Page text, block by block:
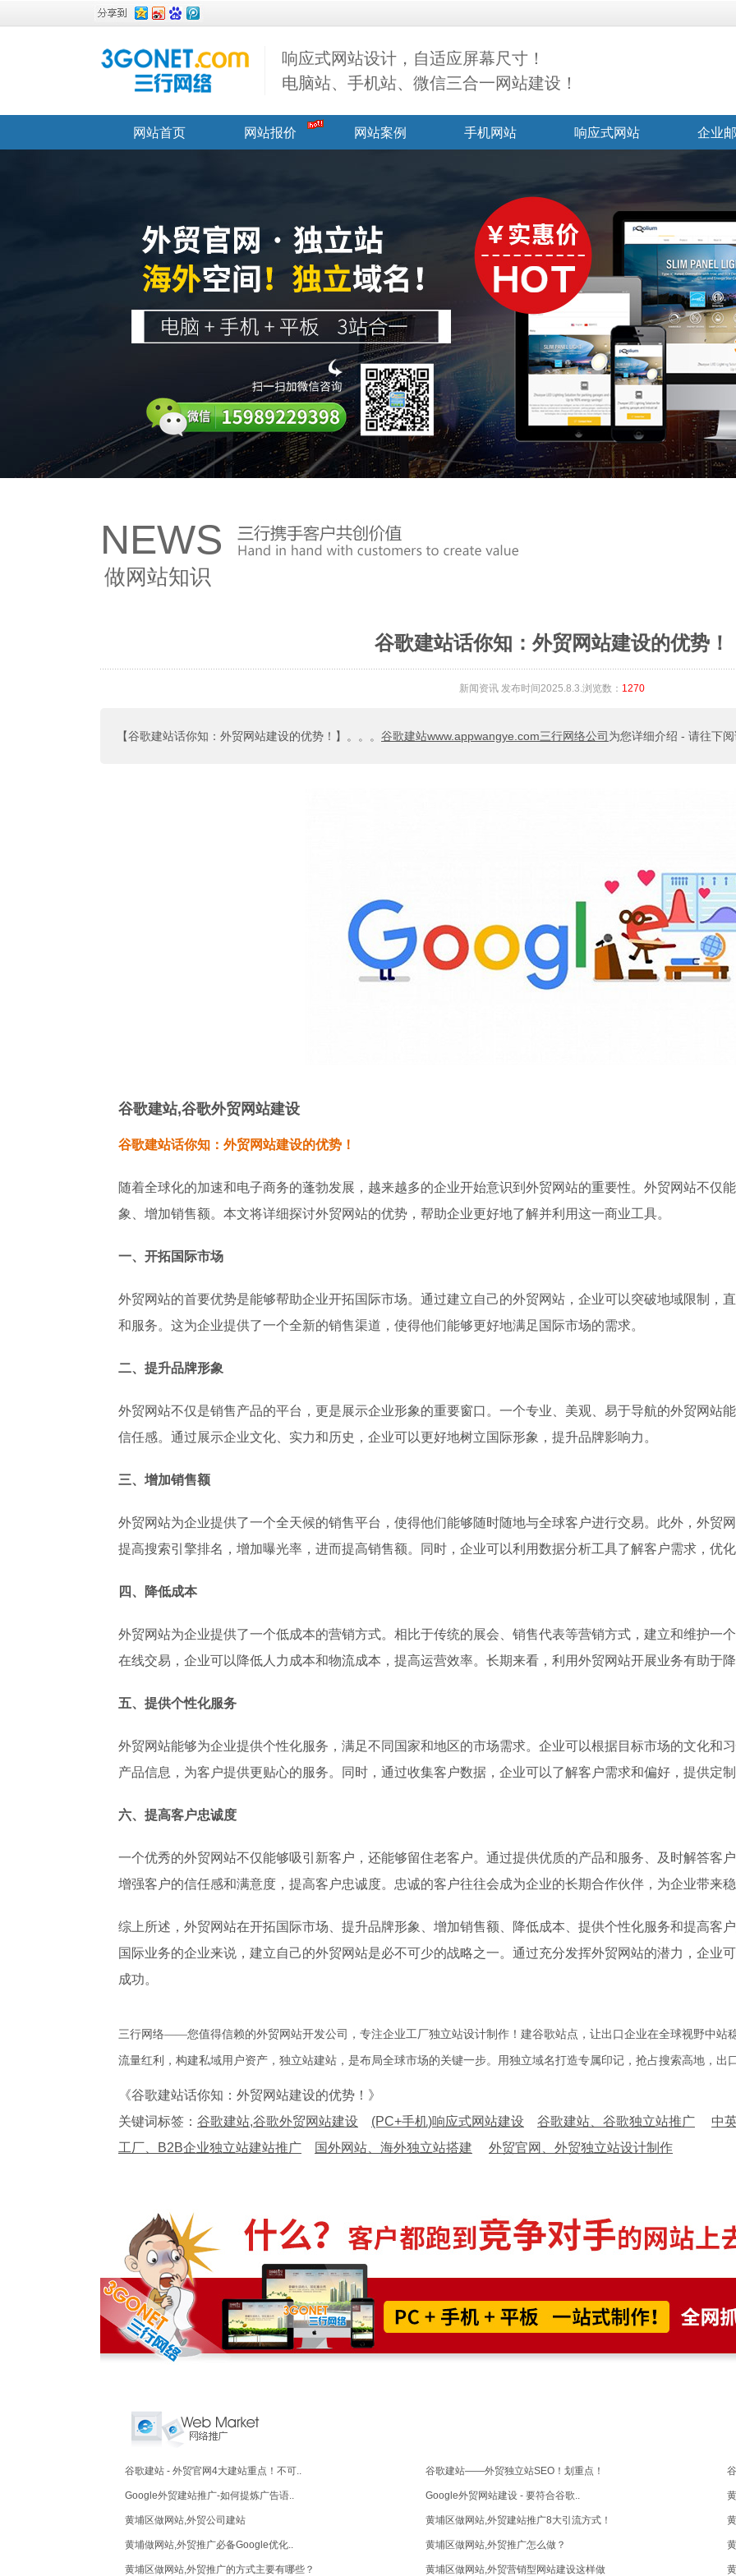
响应式网站设计，自适应屏幕尺寸！
电脑站、手机站、微信三合一网站建设！
网站首页 网站报价 网站案例 手机网站 响应式网站 企业
NEWS
做网站知识
谷歌建站话你知：外贸网站建设的优势！
新闻资讯 发布时间2025.8.3.浏览数： 1270
【谷歌建站话你知：外贸网站建设的优势！】 。。。 谷歌建站www.appwangye.com三行网络公司 为您详细介绍 - 请往下
谷歌建站,谷歌外贸网站建设
谷歌建站话你知：外贸网站建设的优势！
随着全球化的加速和电子商务的蓬勃发展，越来越多的企业开始意识到外贸网站的重要性。外贸网站不仅
象、增加销售额。本文将详细探讨外贸网站的优势，帮助企业更好地了解并利用这一商业工具。
一、开拓国际市场
外贸网站的首要优势是能够帮助企业开拓国际市场。通过建立自己的外贸网站，企业可以突破地域限制，
和服务。这为企业提供了一个全新的销售渠道，使得他们能够更好地满足国际市场的需求。
二、提升品牌形象
外贸网站不仅是销售产品的平台，更是展示企业形象的重要窗口。一个专业、美观、易于导航的外贸网站
信任感。通过展示企业文化、实力和历史，企业可以更好地树立国际形象，提升品牌影响力。
三、增加销售额
外贸网站为企业提供了一个全天候的销售平台，使得他们能够随时随地与全球客户进行交易。此外，外贸
提高搜索引擎排名，增加曝光率，进而提高销售额。同时，企业可以利用数据分析工具了解客户需求，优
四、降低成本
外贸网站为企业提供了一个低成本的营销方式。相比于传统的展会、销售代表等营销方式，建立和维护一
在线交易，企业可以降低人力成本和物流成本，提高运营效率。长期来看，利用外贸网站开展业务有助于
五、提供个性化服务
外贸网站能够为企业提供个性化服务，满足不同国家和地区的市场需求。企业可以根据目标市场的文化和
产品信息，为客户提供更贴心的服务。同时，通过收集客户数据，企业可以了解客户需求和偏好，提供定
六、提高客户忠诚度
一个优秀的外贸网站不仅能够吸引新客户，还能够留住老客户。通过提供优质的产品和服务、及时解答客
增强客户的信任感和满意度，提高客户忠诚度。忠诚的客户往往会成为企业的长期合作伙伴，为企业带来
综上所述，外贸网站在开拓国际市场、提升品牌形象、增加销售额、降低成本、提供个性化服务和提高客
国际业务的企业来说，建立自己的外贸网站是必不可少的战略之一。通过充分发挥外贸网站的潜力，企业
成功。
三行网络——您值得信赖的外贸网站开发公司，专注企业工厂独立站设计制作！建谷歌站点，让出口企业在全球视野中站
流量红利，构建私域用户资产，独立站建站，是布局全球市场的关键一步。用独立域名打造专属印记，抢占搜索高地，出
《谷歌建站话你知：外贸网站建设的优势！》
关键词标签： 谷歌建站,谷歌外贸网站建设 (PC+手机)响应式网站建设 谷歌建站、谷歌独立站推广
中
工厂、B2B企业独立站建站推广
国外网站、海外独立站搭建 外贸官网、外贸独立站设计制作
谷歌建站 - 外贸官网4大建站重点！不可.. 谷歌建站——外贸独立站SEO！划重点！
Google外贸建站推广-如何提炼广告语.. Google外贸网站建设 - 要符合谷歌..
黄埔区做网站,外贸公司建站 黄埔区做网站,外贸建站推广8大引流方式！
黄埔做网站,外贸推广必备Google优化.. 黄埔区做网站,外贸推广怎么做？
黄埔区做网站,外贸推广的方式主要有哪些？ 黄埔区做网站,外贸营销型网站建设这样做